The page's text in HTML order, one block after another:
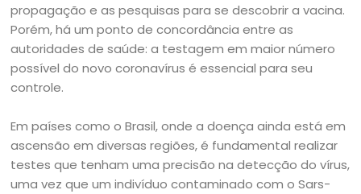
propagação e as pesquisas para se descobrir a vacina.
Porém, há um ponto de concordância entre as
autoridades de saúde: a testagem em maior número
possível do novo coronavírus é essencial para seu
controle.
Em países como o Brasil, onde a doença ainda está em
ascensão em diversas regiões, é fundamental realizar
testes que tenham uma precisão na detecção do vírus,
uma vez que um indivíduo contaminado com o Sars-